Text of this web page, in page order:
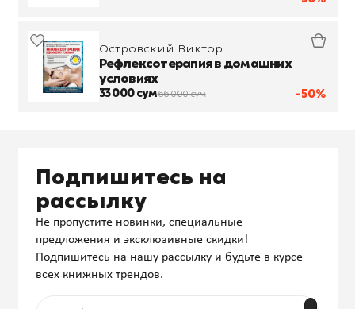
-50%
Островский Виктор
Михайлович
Рефлексотерапия в домашних
условиях
33 000 сум66 000 сум
Подпишитесь на
рассылку
Не пропустите новинки, специальные
предложения и эксклюзивные скидки!
Подпишитесь на нашу рассылку и будьте в курсе
всех книжных трендов.